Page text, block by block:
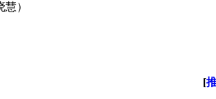
）
[